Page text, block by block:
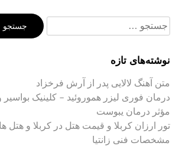
جستجو
برای:
نوشته‌های تازه
متن آهنگ لالایی پدر از آرش فرخزاد
درمان فوری لیزر هموروئید – کلینیک بواسیر
مؤثر درمان یبوست
تور ارزان کربلا و قیمت هتل در کربلا و هتل
مشخصات فنی زانتیا